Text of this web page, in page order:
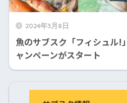
2024年3月8日
魚のサブスク「フィシュル!
ャンペーンがスタート